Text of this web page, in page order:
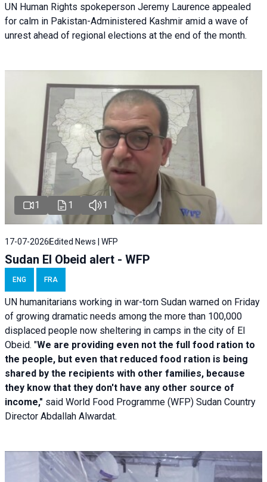
UN Human Rights spokeperson Jeremy Laurence appealed
for calm in Pakistan-Administered Kashmir amid a wave of
unrest ahead of regional elections at the end of the month.
1 1 1
17-07-2026 Edited News | WFP
Sudan El Obeid alert - WFP
ENG FRA
UN humanitarians working in war-torn Sudan warned on Friday
of growing dramatic needs among the more than 100,000
displaced people now sheltering in camps in the city of El
Obeid. "We are providing even not the full food ration to
the people, but even that reduced food ration is being
shared by the recipients with other families, because
they know that they don't have any other source of
income," said World Food Programme (WFP) Sudan Country
Director Abdallah Alwardat.